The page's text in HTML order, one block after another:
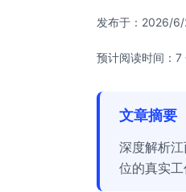
发布于： 2026/
预计阅读时间：7
文章摘要
深度解析
位的真实